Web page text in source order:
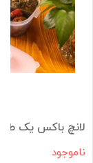
لانچ باکس یک
ناموجود